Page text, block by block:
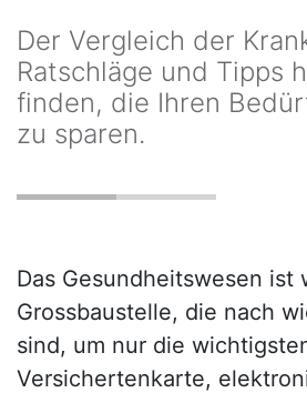
Der Vergleich der
Ratschläge und Tipps
finden, die Ihren
zu sparen.
Das Gesundheitswesen
Grossbaustelle, die nach
sind, um nur die
Versichertenkarte,